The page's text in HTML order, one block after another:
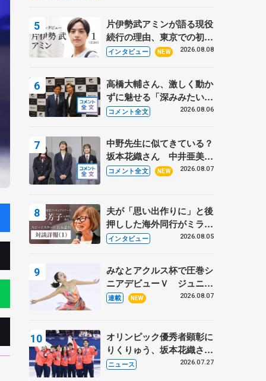
片伊勢武アミンが語る現役
続行の理由、東京での初め
ての一人暮らし 注目スケ
インタビュー NEW 2026.08.08
高橋大輔さん、激しく動か
ずに魅せる「深みみたいな
ものは出てきている？」
ド野村忠宏さんと和気あい
あい
コメント全文 2026.08.06
中野先生に似てきている？
坂本花織さん 中井亜美は
クリケットのサマーキャン
部科学省スポーツ表彰
式】
コメント全文 NEW 2026.08.07
夫が「思い出作りに」と後
押しした海外同行がミラノ
まで… 繁華街のリンクで
に 小林芳子さんが振り返
るスケート人生
インタビュー 2026.08.05
みなとアクルス杯で圧巻シ
ニアデビューＶ ジュニア
で４シーズン無敗の島田麻
連載 NEW 2026.08.07
オリンピック優秀者顕彰に
りくりゅう、坂本花織さ
ん、団体メンバーら 8月
ニュース 2026.07.27